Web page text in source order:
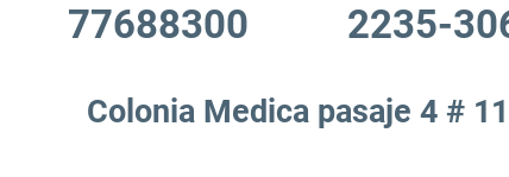
77688300 2235-
Colonia Medica pasaje 4 #